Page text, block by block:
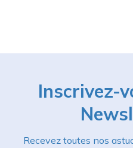
Inscrivez-
Recevez toutes nos